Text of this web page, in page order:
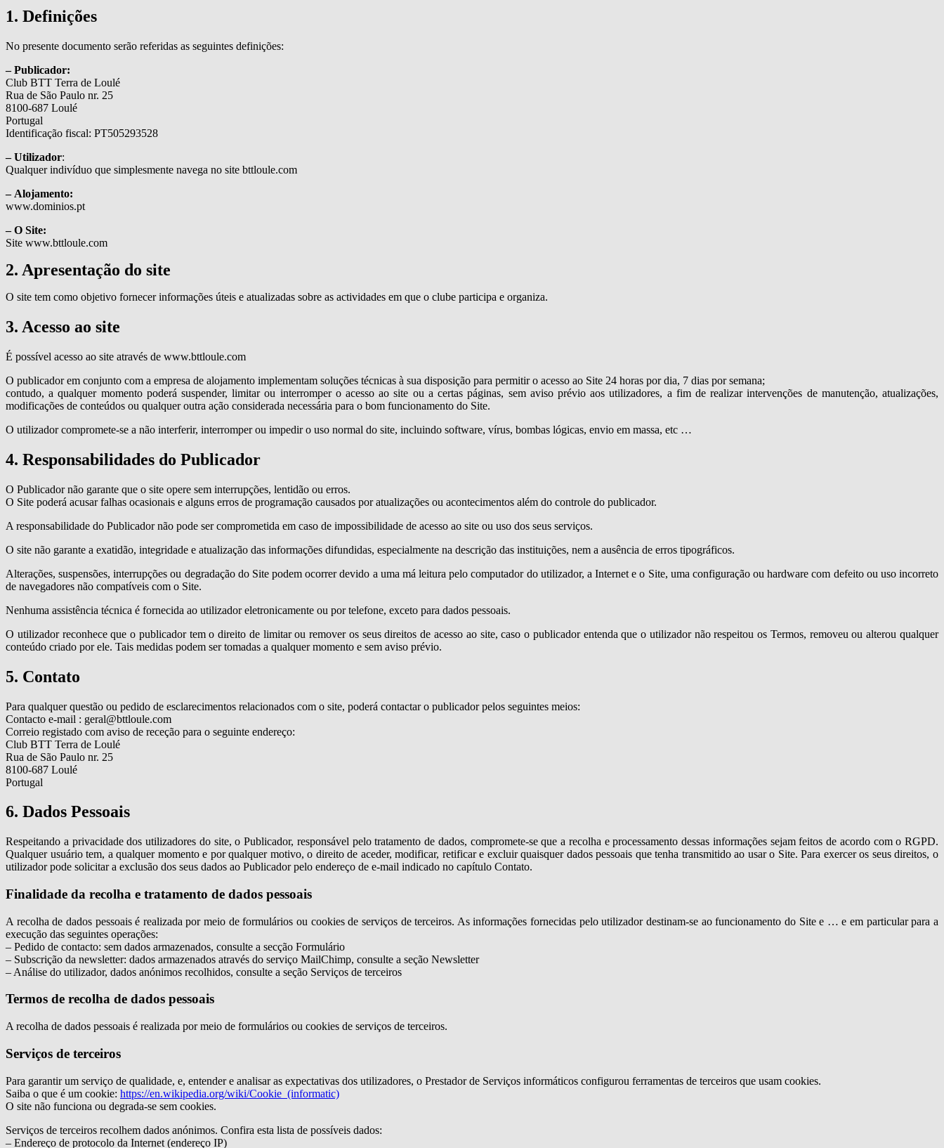
1. Definições
No presente documento serão referidas as seguintes definições:
– Publicador:
Club BTT Terra de Loulé
Rua de São Paulo nr. 25
8100-687 Loulé
Portugal
Identificação fiscal: PT505293528
– Utilizador:
Qualquer indivíduo que simplesmente navega no site bttloule.com
– Alojamento:
www.dominios.pt
– O Site:
Site www.bttloule.com
2. Apresentação do site
O site tem como objetivo fornecer informações úteis e atualizadas sobre as actividades em que o clube participa e organiza.
3. Acesso ao site
É possível acesso ao site através de www.bttloule.com
O publicador em conjunto com a empresa de alojamento implementam soluções técnicas à sua disposição para permitir o acesso ao Site 24 horas por dia, 7 dias por semana;
contudo, a qualquer momento poderá suspender, limitar ou interromper o acesso ao site ou a certas páginas, sem aviso prévio aos utilizadores, a fim de realizar intervenções de manutenção, atualizações,
modificações de conteúdos ou qualquer outra ação considerada necessária para o bom funcionamento do Site.
O utilizador compromete-se a não interferir, interromper ou impedir o uso normal do site, incluindo software, vírus, bombas lógicas, envio em massa, etc …
4. Responsabilidades do Publicador
O Publicador não garante que o site opere sem interrupções, lentidão ou erros.
O Site poderá acusar falhas ocasionais e alguns erros de programação causados por atualizações ou acontecimentos além do controle do publicador.
A responsabilidade do Publicador não pode ser comprometida em caso de impossibilidade de acesso ao site ou uso dos seus serviços.
O site não garante a exatidão, integridade e atualização das informações difundidas, especialmente na descrição das instituições, nem a ausência de erros tipográficos.
Alterações, suspensões, interrupções ou degradação do Site podem ocorrer devido a uma má leitura pelo computador do utilizador, a Internet e o Site, uma configuração ou hardware com defeito ou uso incorreto
de navegadores não compatíveis com o Site.
Nenhuma assistência técnica é fornecida ao utilizador eletronicamente ou por telefone, exceto para dados pessoais.
O utilizador reconhece que o publicador tem o direito de limitar ou remover os seus direitos de acesso ao site, caso o publicador entenda que o utilizador não respeitou os Termos, removeu ou alterou qualquer
conteúdo criado por ele. Tais medidas podem ser tomadas a qualquer momento e sem aviso prévio.
5. Contato
Para qualquer questão ou pedido de esclarecimentos relacionados com o site, poderá contactar o publicador pelos seguintes meios:
Contacto e-mail : geral@bttloule.com
Correio registado com aviso de receção para o seguinte endereço:
Club BTT Terra de Loulé
Rua de São Paulo nr. 25
8100-687 Loulé
Portugal
6. Dados Pessoais
Respeitando a privacidade dos utilizadores do site, o Publicador, responsável pelo tratamento de dados, compromete-se que a recolha e processamento dessas informações sejam feitos de acordo com o RGPD.
Qualquer usuário tem, a qualquer momento e por qualquer motivo, o direito de aceder, modificar, retificar e excluir quaisquer dados pessoais que tenha transmitido ao usar o Site. Para exercer os seus direitos, o
utilizador pode solicitar a exclusão dos seus dados ao Publicador pelo endereço de e-mail indicado no capítulo Contato.
Finalidade da recolha e tratamento de dados pessoais
A recolha de dados pessoais é realizada por meio de formulários ou cookies de serviços de terceiros. As informações fornecidas pelo utilizador destinam-se ao funcionamento do Site e … e em particular para a
execução das seguintes operações:
– Pedido de contacto: sem dados armazenados, consulte a secção Formulário
– Subscrição da newsletter: dados armazenados através do serviço MailChimp, consulte a seção Newsletter
– Análise do utilizador, dados anónimos recolhidos, consulte a seção Serviços de terceiros
Termos de recolha de dados pessoais
A recolha de dados pessoais é realizada por meio de formulários ou cookies de serviços de terceiros.
Serviços de terceiros
Para garantir um serviço de qualidade, e, entender e analisar as expectativas dos utilizadores, o Prestador de Serviços informáticos configurou ferramentas de terceiros que usam cookies.
Saiba o que é um cookie: https://en.wikipedia.org/wiki/Cookie_(informatic)
O site não funciona ou degrada-se sem cookies.
Serviços de terceiros recolhem dados anónimos. Confira esta lista de possíveis dados:
– Endereço de protocolo da Internet (endereço IP)